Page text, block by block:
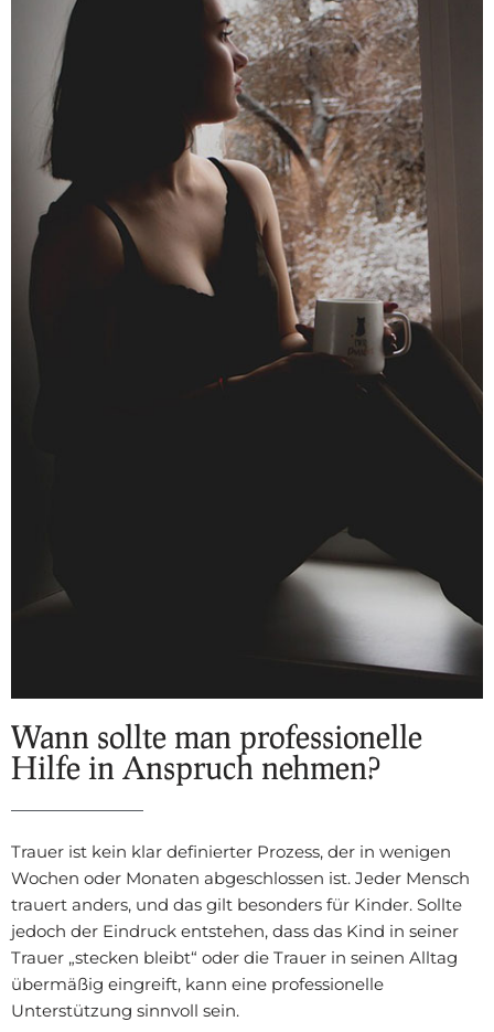
Wann sollte man professionelle
Hilfe in Anspruch nehmen?
Trauer ist kein klar definierter Prozess, der in wenigen
Wochen oder Monaten abgeschlossen ist. Jeder Mensch
trauert anders, und das gilt besonders für Kinder. Sollte
jedoch der Eindruck entstehen, dass das Kind in seiner
Trauer „stecken bleibt“ oder die Trauer in seinen Alltag
übermäßig eingreift, kann eine professionelle
Unterstützung sinnvoll sein.